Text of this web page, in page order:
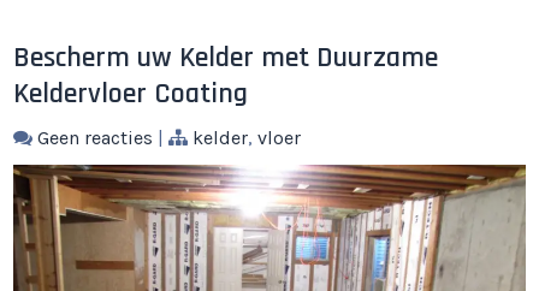
Bescherm uw Kelder met Duurzame
Keldervloer Coating
Geen reacties | kelder,vloer